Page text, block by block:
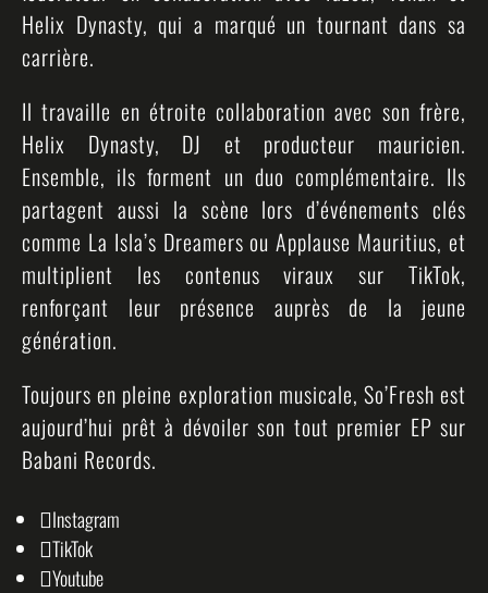
Helix Dynasty, qui a marqué un tournant dans sa
carrière.
Il travaille en étroite collaboration avec son frère,
Helix Dynasty, DJ et producteur mauricien.
Ensemble, ils forment un duo complémentaire. Ils
partagent aussi la scène lors d’événements clés
comme La Isla’s Dreamers ou Applause Mauritius, et
multiplient les contenus viraux sur TikTok,
renforçant leur présence auprès de la jeune
génération.
Toujours en pleine exploration musicale, So’Fresh est
aujourd’hui prêt à dévoiler son tout premier EP sur
Babani Records.
Instagram
TikTok
Youtube